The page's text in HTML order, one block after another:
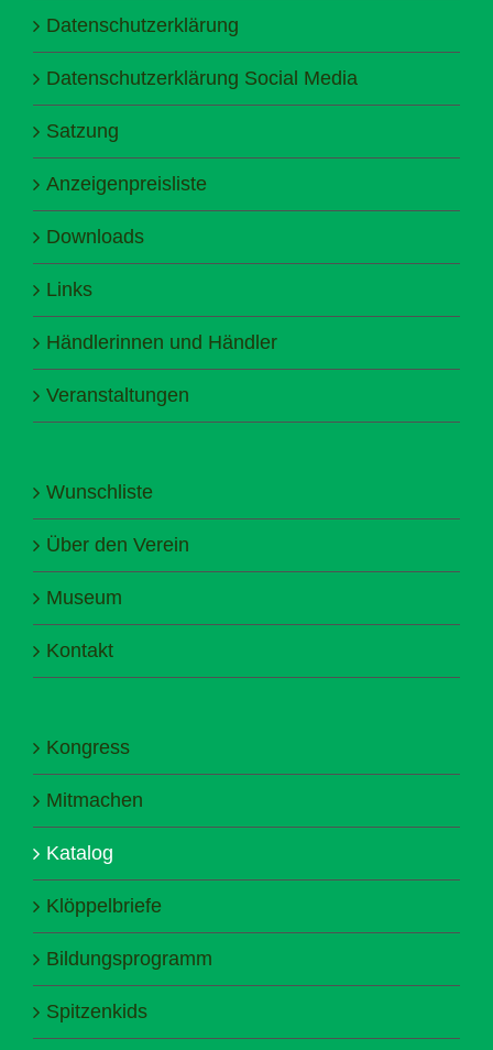
Datenschutzerklärung
Datenschutzerklärung Social Media
Satzung
Anzeigenpreisliste
Downloads
Links
Händlerinnen und Händler
Veranstaltungen
Wunschliste
Über den Verein
Museum
Kontakt
Kongress
Mitmachen
Katalog
Klöppelbriefe
Bildungsprogramm
Spitzenkids